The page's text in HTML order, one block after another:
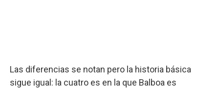
Las diferencias se notan pero la historia básica
sigue igual: la cuatro es en la que Balboa es